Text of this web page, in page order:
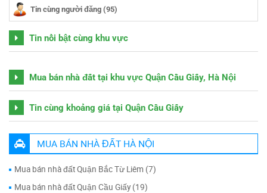
Tin cùng người đăng (95)
Tin nổi bật cùng khu vực
Mua bán nhà đất tại khu vực Quận Cầu Giấy, Hà Nội
Tin cùng khoảng giá tại Quận Cầu Giấy
MUA BÁN NHÀ ĐẤT HÀ NỘI
Mua bán nhà đất Quận Bắc Từ Liêm (7)
Mua bán nhà đất Quận Cầu Giấy (19)